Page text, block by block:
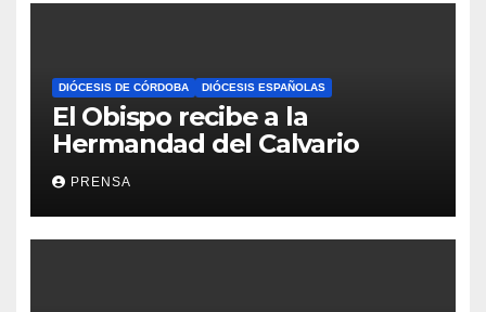
DIÓCESIS DE CÓRDOBA DIÓCESIS ESPAÑOLAS
El Obispo recibe a la
Hermandad del Calvario
PRENSA